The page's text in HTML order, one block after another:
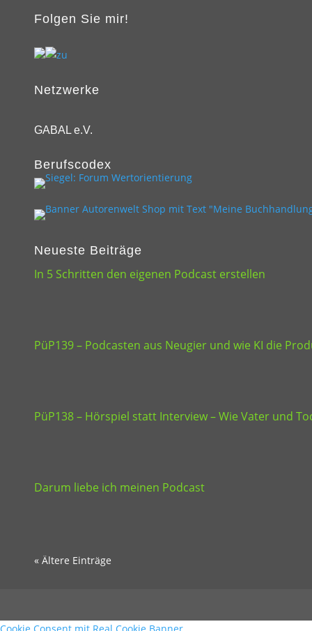
Folgen Sie mir!
Netzwerke
GABAL e.V.
Berufscodex
Neueste Beiträge
In 5 Schritten den eigenen Podcast erstellen
PüP139 – Podcasten aus Neugier und wie KI die
PüP138 – Hörspiel statt Interview – Wie Vater und
Darum liebe ich meinen Podcast
« Ältere Einträge